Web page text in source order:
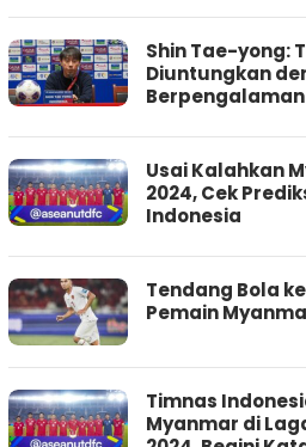
Shin Tae-yong:
Diuntungkan
Usai Kalahkan
2024, Cek
Indonesia
Tendang Bola
Pemain
Timnas
Myanmar di